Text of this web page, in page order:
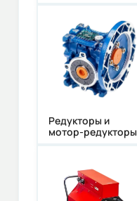
Редукторы и
мотор-редукторы